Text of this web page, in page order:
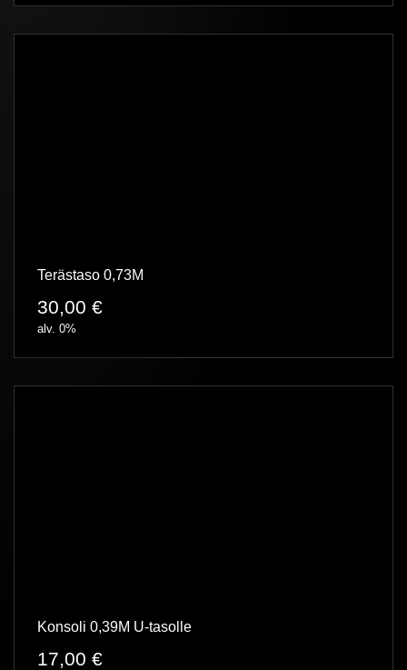
Terästaso 0,73M
30,00 €
alv. 0%
Konsoli 0,39M U-tasolle
17,00 €